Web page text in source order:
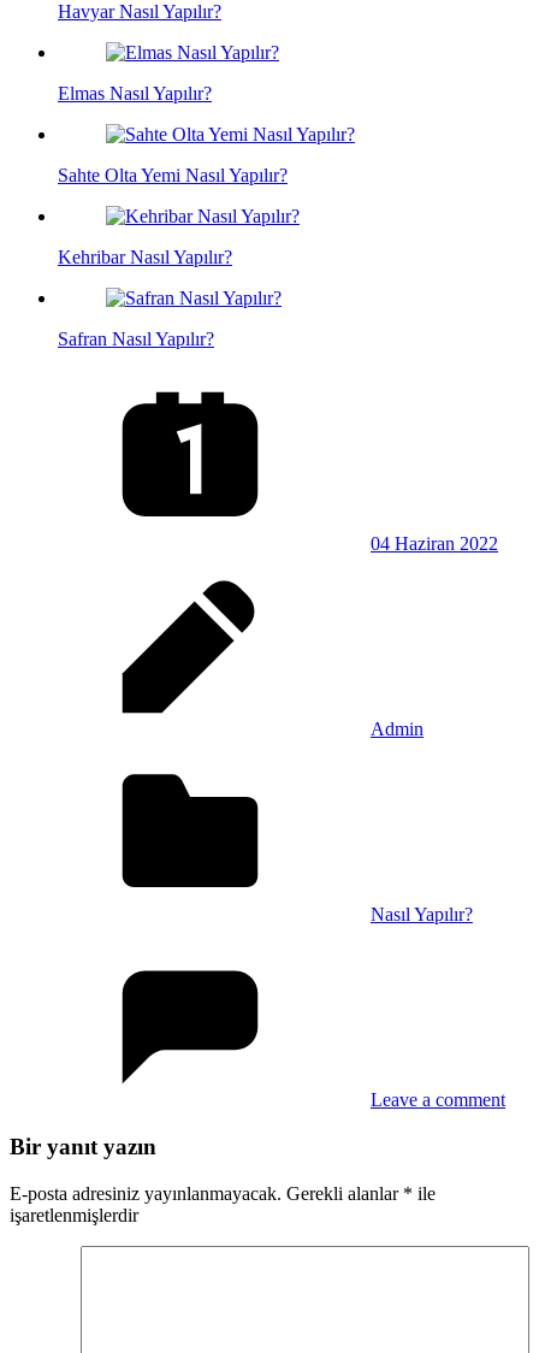
Havyar Nasıl Yapılır?
Elmas Nasıl Yapılır?
Sahte Olta Yemi Nasıl Yapılır?
Kehribar Nasıl Yapılır?
Safran Nasıl Yapılır?
04 Haziran 2022
Admin
Nasıl Yapılır?
Leave a comment
Bir yanıt yazın
E-posta adresiniz yayınlanmayacak. Gerekli alanlar * ile
işaretlenmişlerdir